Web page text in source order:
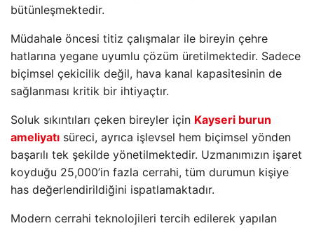
bütünleşmektedir.
Müdahale öncesi titiz çalışmalar ile bireyin çehre
hatlarına yegane uyumlu çözüm üretilmektedir. Sadece
biçimsel çekicilik değil, hava kanal kapasitesinin de
sağlanması kritik bir ihtiyaçtır.
Soluk sıkıntıları çeken bireyler için Kayseri burun
ameliyatı süreci, ayrıca işlevsel hem biçimsel yönden
başarılı tek şekilde yönetilmektedir. Uzmanımızın işaret
koyduğu 25,000’in fazla cerrahi, tüm durumun kişiye
has değerlendirildiğini ispatlamaktadır.
Modern cerrahi teknolojileri tercih edilerek yapılan